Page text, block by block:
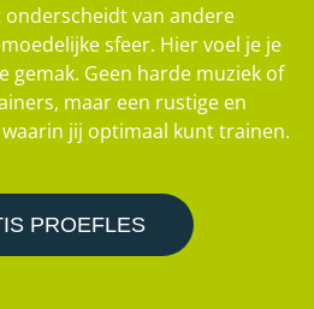
onderscheidt van andere
sfeer. Hier voel je je
gemak. Geen harde muziek of
maar een rustige en
jij optimaal kunt trainen.
PROEFLES